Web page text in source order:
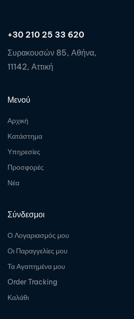
+30 210 25 33 620
Συρακουσών 85, Αθήνα,
11142, Αττική
Μενού
Αρχική
Κατάστημα
Υπηρεσίες
Προσφορές
Νέα
Σύνδεσμοι
Ο Λογαριασμός μου
Οι Παραγγελίες μου
Τα Αγαπημένα μου
Order Tracking
Καλάθι